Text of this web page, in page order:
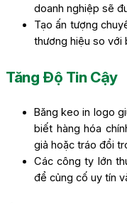
doanh nghiệp sẽ
Tạo ấn tượng
thương hiệu so với
Tăng Độ Tin Cậy
Băng keo in logo
biết hàng hóa
giả hoặc tráo đổi
Các công ty lớn
để củng cố uy tín